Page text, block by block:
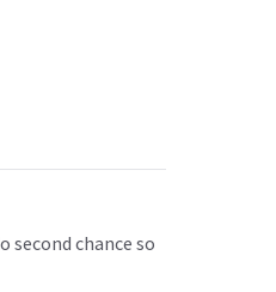
chance so